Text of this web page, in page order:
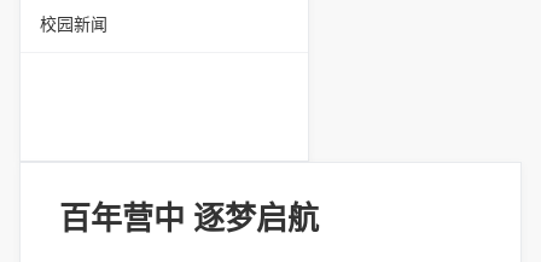
校园新闻
百年营中 逐梦启航